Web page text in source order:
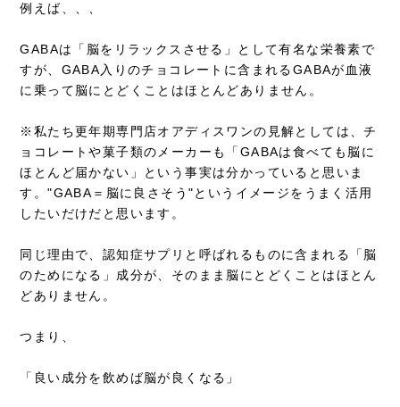
例えば、、、
GABAは「脳をリラックスさせる」として有名な栄養素で
すが、GABA入りのチョコレートに含まれるGABAが血液
に乗って脳にとどくことはほとんどありません。
※私たち更年期専門店オアディスワンの見解としては、チ
ョコレートや菓子類のメーカーも「GABAは食べても脳に
ほとんど届かない」という事実は分かっていると思いま
す。"GABA＝脳に良さそう"というイメージをうまく活用
したいだけだと思います。
同じ理由で、認知症サプリと呼ばれるものに含まれる「脳
のためになる」成分が、そのまま脳にとどくことはほとん
どありません。
つまり、
「良い成分を飲めば脳が良くなる」